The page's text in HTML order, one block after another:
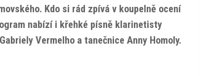
Kdo si rád zpívá v koupelně ocení
nabízí i křehké písně klarinetisty
Vermelho a tanečnice Anny Homoly.